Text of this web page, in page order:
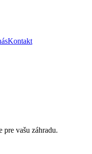
Kontakt
vašu záhradu.